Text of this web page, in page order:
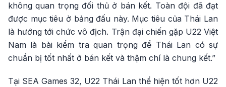
không quan trọng đối thủ ở bán kết. Toàn đội đã đạt
được mục tiêu ở bảng đấu này. Mục tiêu của Thái Lan
là hướng tới chức vô địch. Trận đại chiến gặp U22 Việt
Nam là bài kiểm tra quan trọng để Thái Lan có sự
chuẩn bị tốt nhất ở bán kết và thậm chí là chung kết.”
Tại SEA Games 32, U22 Thái Lan thể hiện tốt hơn U22